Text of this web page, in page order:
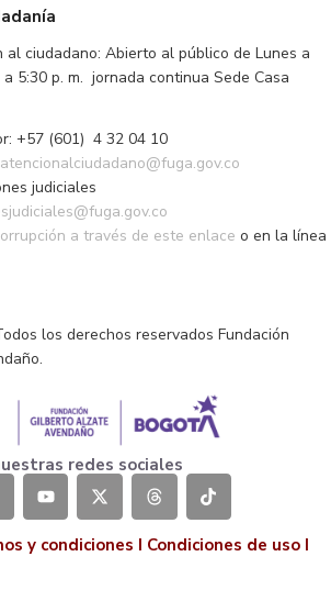
al ciudadano: Abierto al público de Lunes a
5:30 p. m. jornada continua Sede Casa
+57 (601) 4 32 04 10
atencionalciudadano@fuga.gov.co
judiciales
a través de este enlace o en la línea
los derechos reservados Fundación
redes sociales
y condiciones I Condiciones de uso I